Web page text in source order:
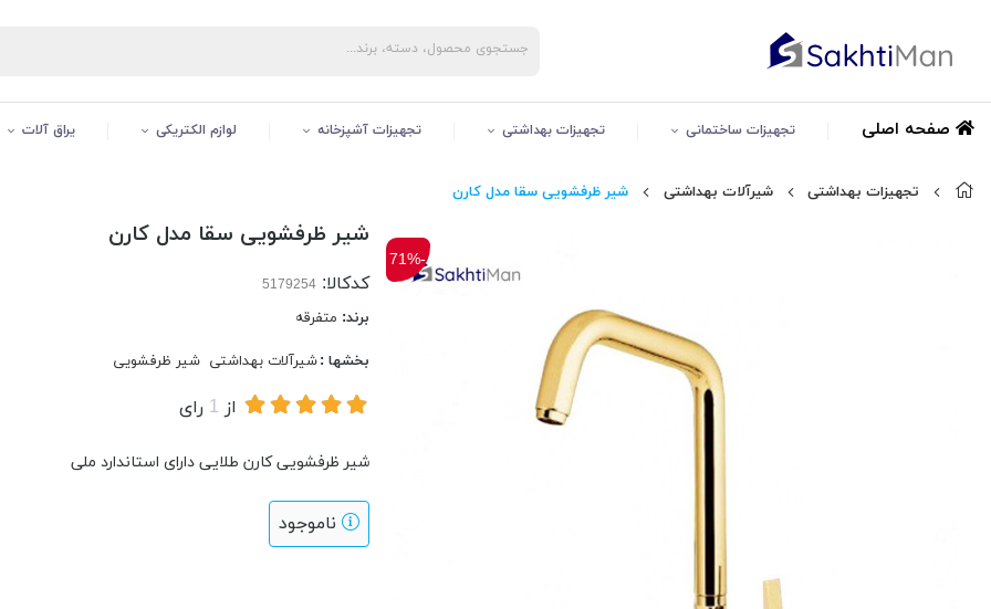
صفحه اصلی تجهیزات ساختمانی تجهیزات بهداشتی تجهیزات آشپزخانه لوازم الکتریکی یراق آلات
تجهیزات بهداشتی شیرآلات بهداشتی شیر ظرفشویی سقا مدل کارن
-71%
شیر ظرفشویی سقا مدل کارن
کدکالا:
برند: متفرقه
بخشها :شیرآلات بهداشتی شیر ظرفشویی
از 1 رای
شیر ظرفشویی کارن طلایی دارای استاندارد ملی
ناموجود